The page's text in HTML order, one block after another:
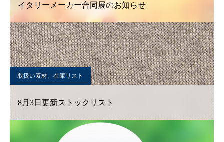
イタリーメーカー合同展のお知らせ
取扱い素材、在庫リスト
8月3日更新ストックリスト